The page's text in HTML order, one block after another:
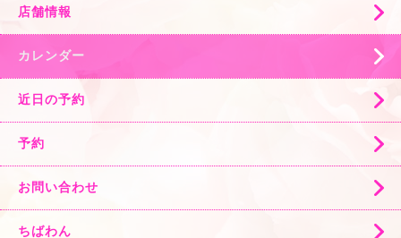
店舗情報
カレンダー
近日の予約
予約
お問い合わせ
ちばわん